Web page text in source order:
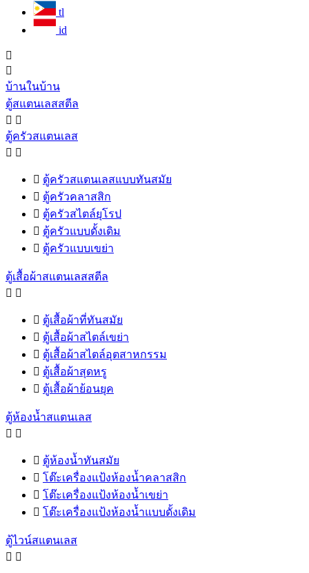
tl
id


บ้านในบ้าน
ตู้สแตนเลสสตีล
 
ตู้ครัวสแตนเลส
 
 ตู้ครัวสแตนเลสแบบทันสมัย
 ตู้ครัวคลาสสิก
 ตู้ครัวสไตล์ยุโรป
 ตู้ครัวแบบดั้งเดิม
 ตู้ครัวแบบเขย่า
ตู้เสื้อผ้าสแตนเลสสตีล
 
 ตู้เสื้อผ้าที่ทันสมัย
 ตู้เสื้อผ้าสไตล์เขย่า
 ตู้เสื้อผ้าสไตล์อุตสาหกรรม
 ตู้เสื้อผ้าสุดหรู
 ตู้เสื้อผ้าย้อนยุค
ตู้ห้องน้ำสแตนเลส
 
 ตู้ห้องน้ำทันสมัย
 โต๊ะเครื่องแป้งห้องน้ำคลาสสิก
 โต๊ะเครื่องแป้งห้องน้ำเขย่า
 โต๊ะเครื่องแป้งห้องน้ำแบบดั้งเดิม
ตู้ไวน์สแตนเลส
 